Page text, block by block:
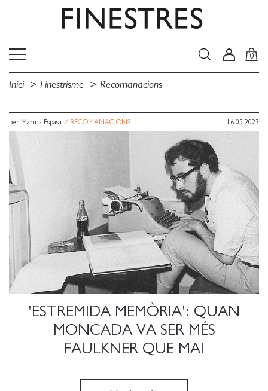
0
Inici Finestrisme Recomanacions
per Marina Espasa / RECOMANACIONS 16.05.2023
'ESTREMIDA MEMÒRIA': QUAN
MONCADA VA SER MÉS
FAULKNER QUE MAI